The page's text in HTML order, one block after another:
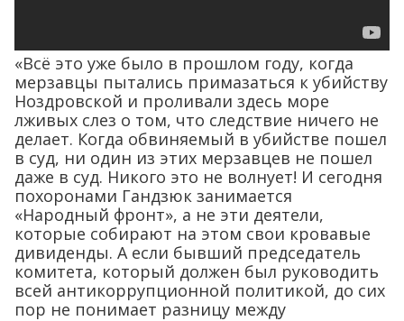
«Всё это уже было в прошлом году, когда
мерзавцы пытались примазаться к убийству
Ноздровской и проливали здесь море
лживых слез о том, что следствие ничего не
делает. Когда обвиняемый в убийстве пошел
в суд, ни один из этих мерзавцев не пошел
даже в суд. Никого это не волнует! И сегодня
похоронами Гандзюк занимается
«Народный фронт», а не эти деятели,
которые собирают на этом свои кровавые
дивиденды. А если бывший председатель
комитета, который должен был руководить
всей антикоррупционной политикой, до сих
пор не понимает разницу между